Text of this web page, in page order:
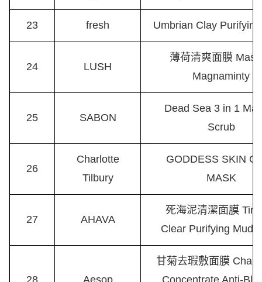
23 fresh Umbrian Clay
24 LUSH
薄荷清爽面膜
Magnaminty
25 SABON
Dead Sea 3 in 1
Scrub
26
Charlotte
Tilbury
GODDESS SKIN
MASK
27 AHAVA
死海泥清潔面膜
Clear Purifying Mud
甘菊去瑕敷面膜